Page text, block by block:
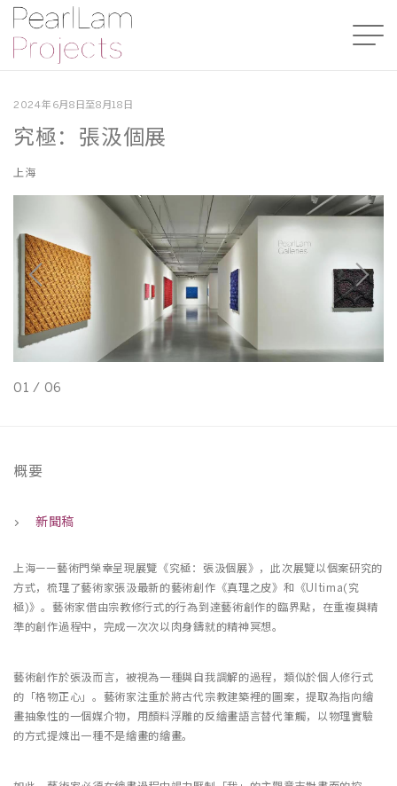
2024年6月8日至8月18日
究極：張汲個展
上海
01 / 06
概要
新聞稿
上海——藝術門榮幸呈現展覽《究極：張汲個展》，此次展覽以個案研究的
方式，梳理了藝術家張汲最新的藝術創作《真理之皮》和《Ultima(究
極)》。藝術家借由宗教修行式的行為到達藝術創作的臨界點，在重複與精
準的創作過程中，完成一次次以肉身鑄就的精神冥想。
藝術創作於張汲而言，被視為一種與自我調解的過程，類似於個人修行式
的「格物正心」。藝術家注重於將古代宗教建築裡的圖案，提取為指向繪
畫抽象性的一個媒介物，用顏料浮雕的反繪畫語言替代筆觸，以物理實驗
的方式提煉出一種不是繪畫的繪畫。